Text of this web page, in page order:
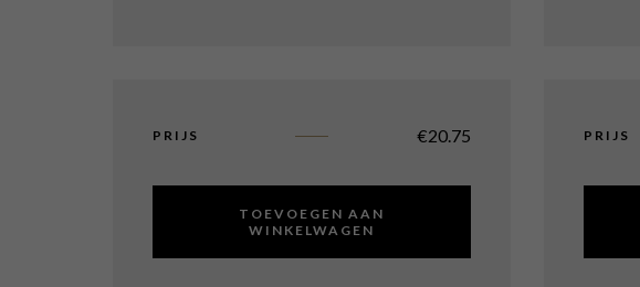
PRIJS €20.75
TOEVOEGEN AAN
WINKELWAGEN
PRIJS